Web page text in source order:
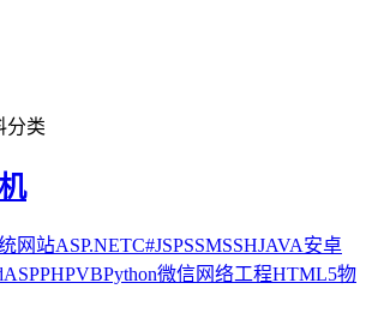
分类
网站ASP.NETC#JSPSSMSSHJAVA安卓
ASPPHPVBPython微信网络工程HTML5物